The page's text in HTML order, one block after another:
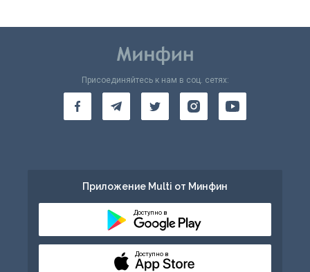
Присоединяйтесь к нам в соц. сетях:
Приложение Multi от Минфин
Доступно в
Доступно в